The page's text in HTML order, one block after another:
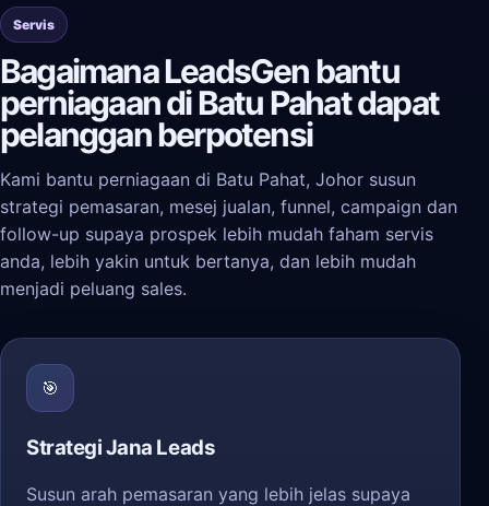
Servis
Bagaimana LeadsGen bantu
perniagaan di Batu Pahat dapat
pelanggan berpotensi
Kami bantu perniagaan di Batu Pahat, Johor susun
strategi pemasaran, mesej jualan, funnel, campaign dan
follow-up supaya prospek lebih mudah faham servis
anda, lebih yakin untuk bertanya, dan lebih mudah
menjadi peluang sales.
🎯
Strategi Jana Leads
Susun arah pemasaran yang lebih jelas supaya